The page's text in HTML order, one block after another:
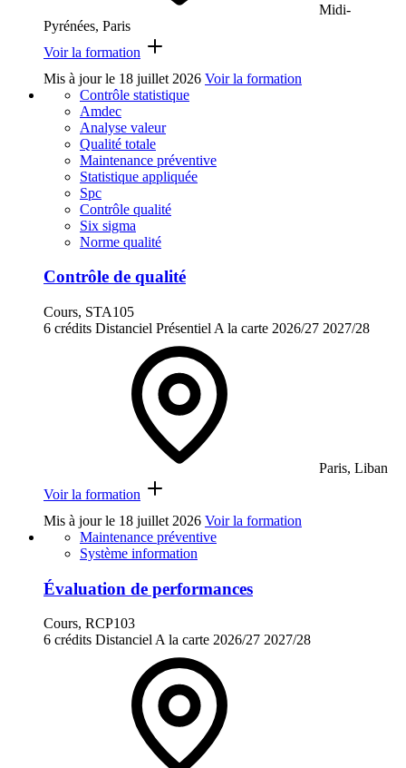
Midi-
Pyrénées, Paris
Voir la formation
Mis à jour le 18 juillet 2026 Voir la formation
Contrôle statistique
Amdec
Analyse valeur
Qualité totale
Maintenance préventive
Statistique appliquée
Spc
Contrôle qualité
Six sigma
Norme qualité
Contrôle de qualité
Cours, STA105
6 crédits Distanciel Présentiel A la carte 2026/27 2027/28
Paris, Liban
Voir la formation
Mis à jour le 18 juillet 2026 Voir la formation
Maintenance préventive
Système information
Évaluation de performances
Cours, RCP103
6 crédits Distanciel A la carte 2026/27 2027/28